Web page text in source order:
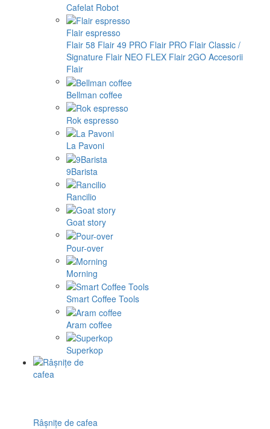
Cafelat Robot
Flair espresso
Flair 58 Flair 49 PRO Flair PRO Flair Classic /
Signature Flair NEO FLEX Flair 2GO Accesorii
Flair
Bellman coffee
Rok espresso
La Pavoni
9Barista
Rancilio
Goat story
Pour-over
Morning
Smart Coffee Tools
Aram coffee
Superkop
Râșnițe de cafea